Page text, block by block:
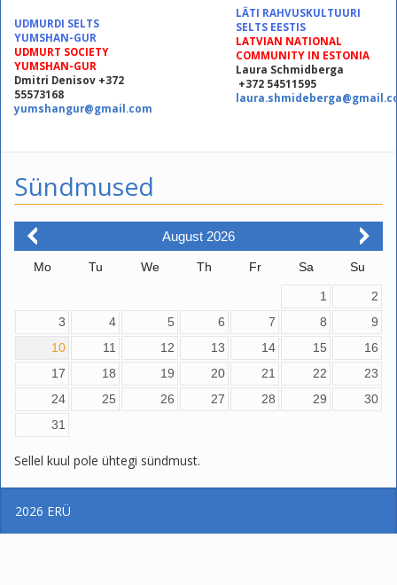
UDMURDI SELTS
YUMSHAN-GUR
UDMURT SOCIETY
YUMSHAN-GUR
Dmitri Denisov +372
55573168
yumshangur@gmail.com
LÄTI RAHVUSKULTUURI
SELTS EESTIS
LATVIAN NATIONAL
COMMUNITY IN ESTONIA
Laura Schmidberga
+372 54511595
Sündmused
August 2026
Mo Tu We Th Fr Sa Su
1
2
3
4 5 6 7 8
9
10
11 12 13 14 15
16
17
18 19 20 21 22
23
24
25 26 27 28 29
30
31
Sellel kuul pole ühtegi sündmust.
2026 ERÜ